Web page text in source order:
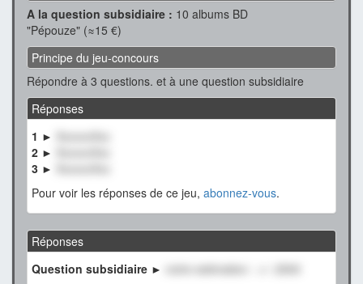
A la question subsidiaire : 10 albums BD
"Pépouze" (≈15 €)
Principe du jeu-concours
Répondre à 3 questions. et à une question subsidiaire
Réponses
1 ►
2 ►
3 ►
Pour voir les réponses de ce jeu, abonnez-vous.
Réponses
Question subsidiaire ►
notre estimation : +/- 2500